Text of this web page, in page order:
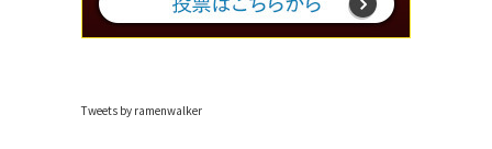
Tweets by ramenwalker